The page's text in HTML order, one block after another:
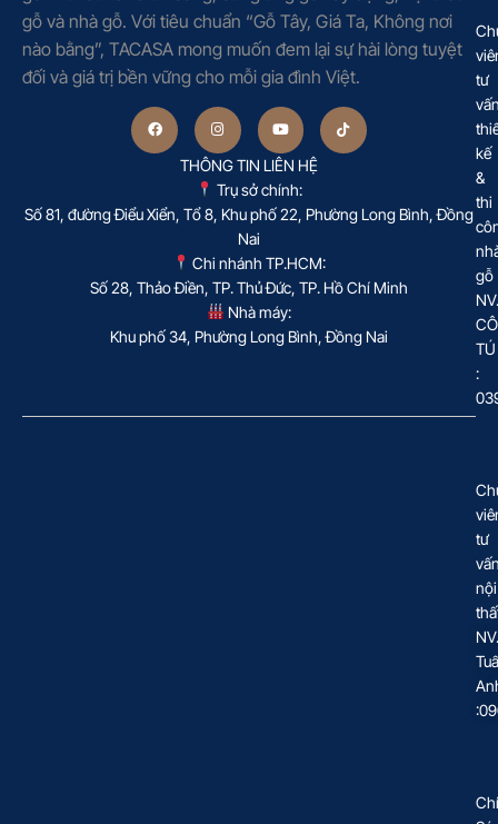
gỗ và nhà gỗ. Với tiêu chuẩn “Gỗ Tây, Giá Ta, Không nơi
nào bằng”, TACASA mong muốn đem lại sự hài lòng tuyệt
đối và giá trị bền vững cho mỗi gia đình Việt.
THÔNG TIN LIÊN HỆ
Trụ sở chính:
Số 81, đường Điểu Xiển, Tổ 8, Khu phố 22, Phường Long Bình, Đồng
Nai
Chi nhánh TP.HCM:
Số 28, Thảo Điền, TP. Thủ Đức, TP. Hồ Chí Minh
Nhà máy:
Khu phố 34, Phường Long Bình, Đồng Nai
tư
kế
&
thi
gỗ
NV.
TÚ
:
tư
nội
NV.